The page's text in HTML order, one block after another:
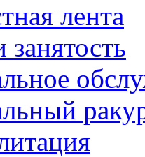
лента
занятость